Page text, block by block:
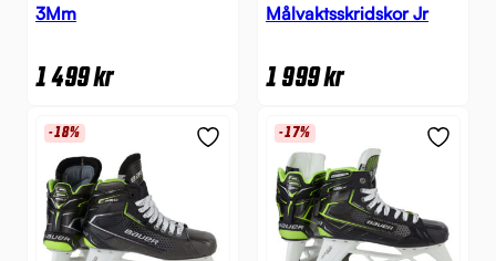
3Mm
1 499kr
Målvaktsskridskor Jr
1 999kr
-18% -17%